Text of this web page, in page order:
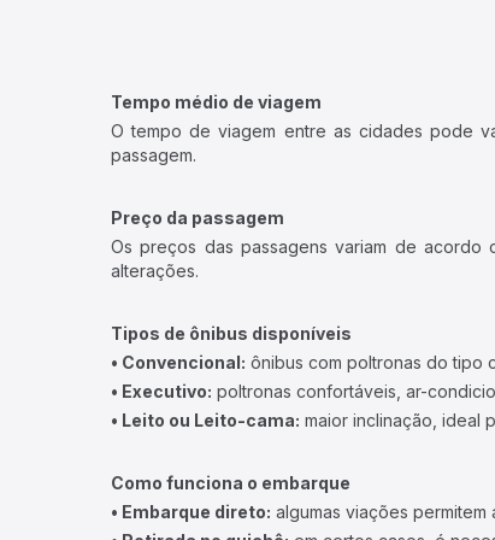
Tempo médio de viagem
O tempo de viagem entre as cidades pode
passagem.
Preço da passagem
Os preços das passagens variam de
alterações.
Tipos de ônibus disponíveis
• Convencional: ônibus com poltronas do tipo
• Executivo: poltronas confortáveis, ar-
• Leito ou Leito-cama: maior inclinação, ideal
Como funciona o embarque
• Embarque direto: algumas viações